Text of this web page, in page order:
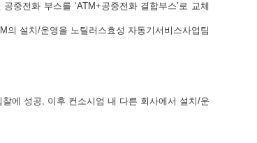
중전화 부스를 ‘ATM+공중전화 결합부스’로 교체
설치/운영을 노틸러스효성 자동기서비스사업팀
에 성공, 이후 컨소시엄 내 다른 회사에서 설치/운